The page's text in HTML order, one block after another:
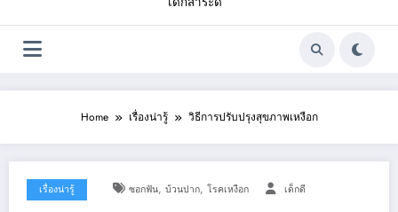
Home เรื่องน่ารู้ วิธีการปรับปรุงสุขภาพเหงือก
เรื่องน่ารู้ ซอกฟัน, บ้วนปาก, โรคเหงือก เด็กดี